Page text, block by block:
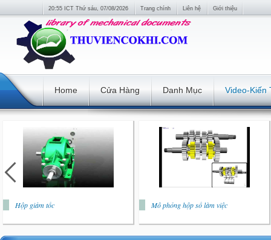
20:55 ICT Thứ sáu, 07/08/2026 Trang chính Liên hệ Giới thiệu
Home Cửa Hàng Danh Mục Video-Kiến
Hộp giảm tốc Mô phỏng hộp số làm việc